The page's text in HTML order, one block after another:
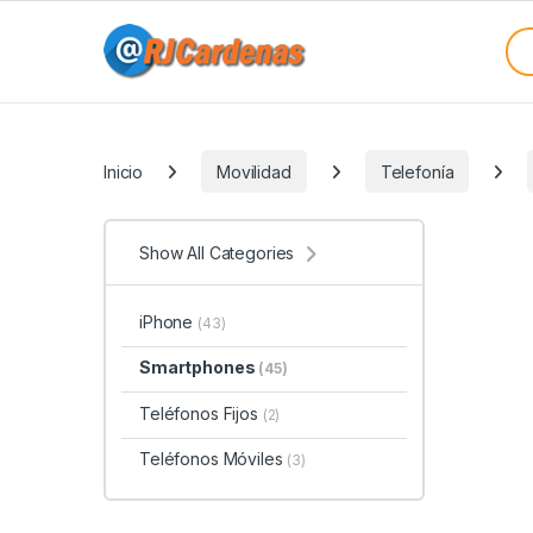
Inicio Movilidad Telefonía
Show All Categories
iPhone (43)
Smartphones (45)
Teléfonos Fijos (2)
Teléfonos Móviles (3)